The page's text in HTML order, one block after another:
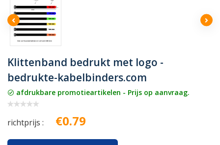
Klittenband bedrukt met logo -
bedrukte-kabelbinders.com
afdrukbare promotieartikelen - Prijs op aanvraag.
richtprijs : €0.79